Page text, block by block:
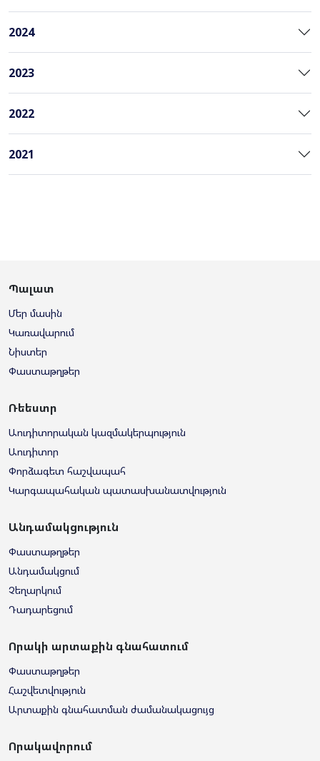
2024
2023
2022
2021
Պալատ
Մեր մասին
Կառավարում
Նիստեր
Փաստաթղթեր
Ռեեստր
Աուդիտորական կազմակերպություն
Աուդիտոր
Փորձագետ հաշվապահ
Կարգապահական պատասխանատվություն
Անդամակցություն
Փաստաթղթեր
Անդամակցում
Չեղարկում
Դադարեցում
Որակի արտաքին գնահատում
Փաստաթղթեր
Հաշվետվություն
Արտաքին գնահատման ժամանակացույց
Որակավորում